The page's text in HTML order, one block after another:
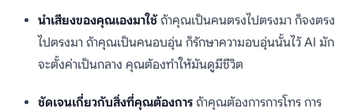
นำเสียงของคุณเองมาใช้ถ้าคุณเป็นคนตรงไปตรงมา ก็จงตรง
ไปตรงมา ถ้าคุณเป็นคนอบอุ่น ก็รักษาความอบอุ่นนั้นไว้ AI มัก
จะตั้งค่าเป็นกลาง คุณต้องทำให้มันดูมีชีวิต
ชัดเจนเกี่ยวกับสิ่งที่คุณต้องการ ถ้าคุณต้องการการโทร การ